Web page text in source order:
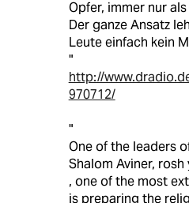
Opfer, immer nur
Der ganze Ansatz
Leute einfach kein
"
http://
970712/
"
One of the leaders
Shalom Aviner,
, one of the most
is preparing the